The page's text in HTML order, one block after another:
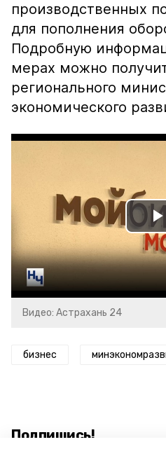
производственных
для пополнения
Подробную
мерах можно
регионального
экономического
Видео: Астрахань 24
бизнес
Подпишись!